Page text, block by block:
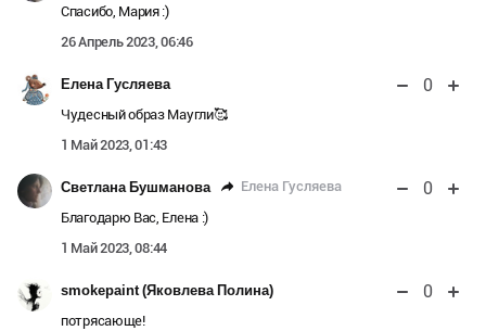
Спасибо, Мария :)
26 Апрель 2023, 06:46
Елена Гусляева 0
Чудесный образ Маугли🥰
1 Май 2023, 01:43
Светлана Бушманова Елена Гусляева 0
Благодарю Вас, Елена :)
1 Май 2023, 08:44
smokepaint (Яковлева Полина) 0
потрясающе!